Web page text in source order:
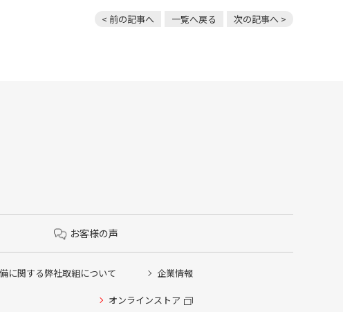
< 前の記事へ 一覧へ戻る 次の記事へ >
お客様の声
に関する弊社取組について 企業情報
オンラインストア